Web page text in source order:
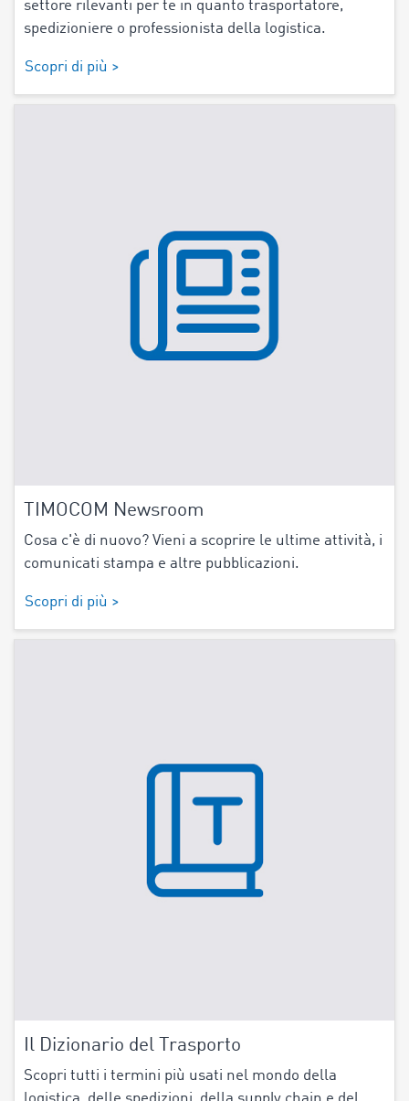
settore rilevanti per te in quanto trasportatore,
spedizioniere o professionista della logistica.
Scopri di più >
TIMOCOM Newsroom
Cosa c'è di nuovo? Vieni a scoprire le ultime attività, i
comunicati stampa e altre pubblicazioni.
Scopri di più >
Il Dizionario del Trasporto
Scopri tutti i termini più usati nel mondo della